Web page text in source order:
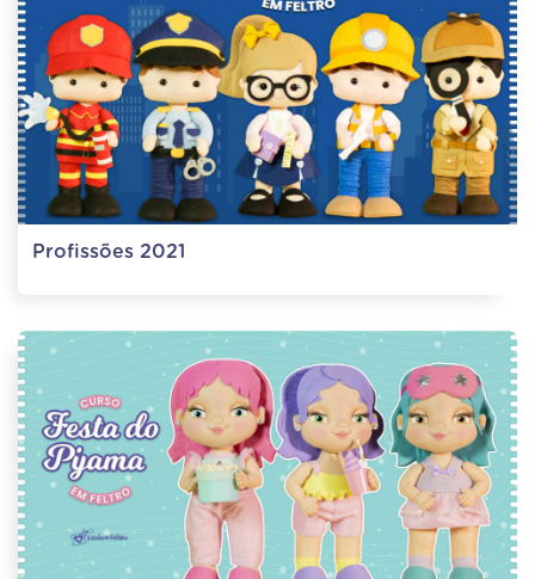
Profissões 2021